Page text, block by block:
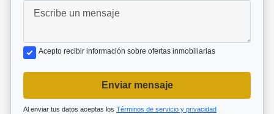
Acepto recibir información sobre ofertas inmobiliarias
Enviar mensaje
Al enviar tus datos aceptas los Términos de servicio y privacidad